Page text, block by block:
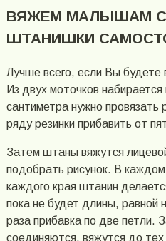
ВЯЖЕМ МАЛЫШАМ
ШТАНИШКИ
Лучше всего, если Вы будете
Из двух моточков
сантиметра нужно провязать
ряду резинки прибавить от
Затем штаны вяжутся
подобрать рисунок. В
каждого края штанин
пока не будет длины,
раза прибавка по две петли.
соединяются, вяжутся до